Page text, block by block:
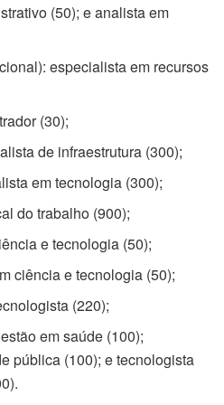
(50); e analista em
especialista em recursos
(30);
de infraestrutura (300);
em tecnologia (300);
do trabalho (900);
e tecnologia (50);
ciência e tecnologia (50);
(220);
em saúde (100);
pública (100); e tecnologista